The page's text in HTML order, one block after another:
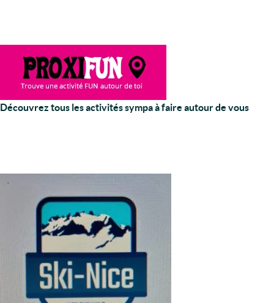
Découvrez tous les activités sympa à faire autour de vous